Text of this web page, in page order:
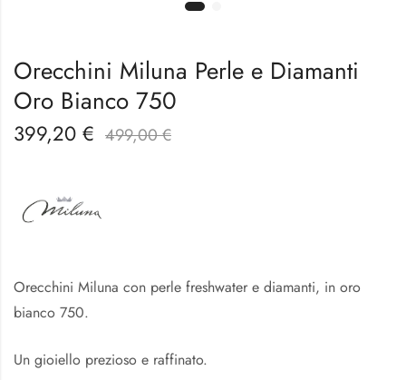
Orecchini Miluna Perle e Diamanti
Oro Bianco 750
399,20 € 499,00€
Orecchini Miluna con perle freshwater e diamanti, in oro
bianco 750.
Un gioiello prezioso e raffinato.